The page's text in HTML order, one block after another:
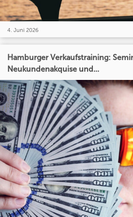
4. Juni 2026
Hamburger Verkaufstraining:
Neukundenakquise und...